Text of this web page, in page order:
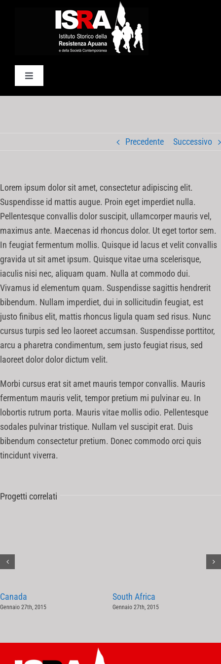
Toggle
Contatti
Precedente Successivo
Lorem ipsum dolor sit amet, consectetur adipiscing elit.
Suspendisse id mattis augue. Proin eget imperdiet nulla.
Pellentesque convallis dolor suscipit, ullamcorper mauris vel,
maximus ante. Maecenas id rhoncus dolor. Ut eget tortor sem.
In feugiat fermentum mollis. Quisque id lacus et velit convallis
gravida ut sit amet ipsum. Quisque vitae urna scelerisque,
iaculis nisi nec, aliquam quam. Nulla at commodo dui.
Vivamus id elementum quam. Suspendisse sagittis hendrerit
bibendum. Nullam imperdiet, dui in sollicitudin feugiat, est
justo finibus elit, mattis rhoncus ligula quam sed risus. Nunc
cursus turpis sed leo laoreet accumsan. Suspendisse porttitor,
arcu a pharetra condimentum, sem justo feugiat risus, sed
laoreet dolor dolor dictum velit.
Morbi cursus erat sit amet mauris tempor convallis. Mauris
fermentum mauris velit, tempor pretium mi pulvinar eu. In
lobortis rutrum porta. Mauris vitae mollis odio. Pellentesque
sodales pulvinar tristique. Nullam vel suscipit erat. Duis
bibendum consectetur pretium. Donec commodo orci quis
tincidunt viverra.
Progetti correlati
Canada
Gennaio 27th, 2015
South Africa
Gennaio 27th, 2015